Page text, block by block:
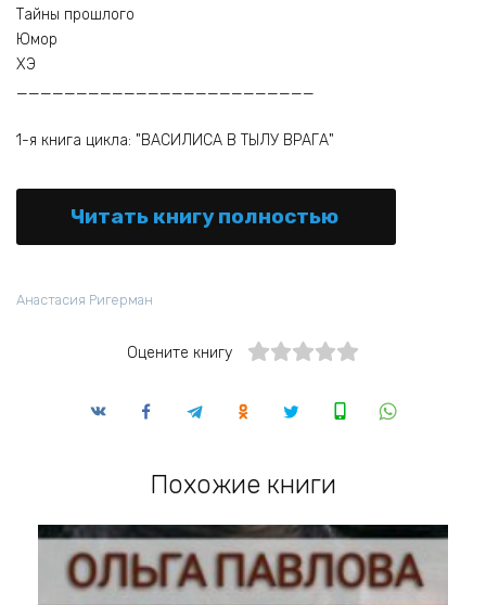
Тайны прошлого
Юмор
ХЭ
_________________________
1-я книга цикла: "ВАСИЛИСА В ТЫЛУ ВРАГА"
Читать книгу полностью
Анастасия Ригерман
Оцените книгу
Похожие книги